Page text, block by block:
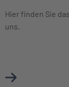
Hier finden Sie
uns.
Mehr über